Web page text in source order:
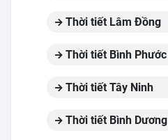
Thời tiết Lâm Đồng
Thời tiết Bình Phước
Thời tiết Tây Ninh
Thời tiết Bình Dương